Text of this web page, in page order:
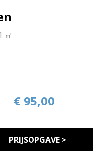
㎡
€ 95,00
PRIJSOPGAVE >